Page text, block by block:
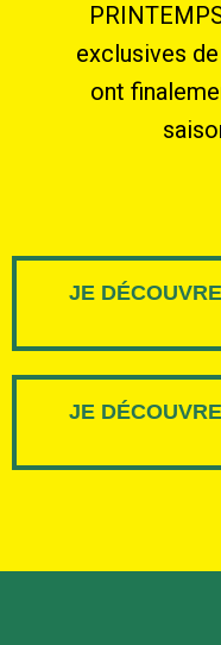
exclusives
ont
JE
JE